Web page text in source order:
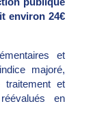
environ 24€
et
majoré,
traitement et
en